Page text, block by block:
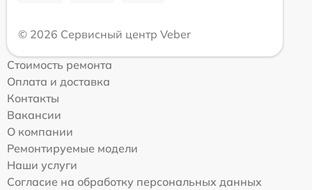
© 2026 Сервисный центр Veber
Стоимость ремонта
Оплата и доставка
Контакты
Вакансии
О компании
Ремонтируемые модели
Наши услуги
Согласие на обработку персональных данных